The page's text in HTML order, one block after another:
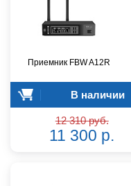
Приемник FBW A12R
В наличии
12 310 руб.
11 300 р.